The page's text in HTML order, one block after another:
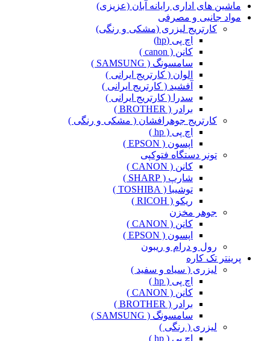
ماشین های اداری رایانه آبان (عزیزی)
مواد جانبی و مصرفی
کارتریج لیزری (مشکی و رنگی)
اچ پی (hp)
کانن ( canon )
سامسونگ ( SAMSUNG )
الوان ( کارتریج ایرانی )
آفشید ( کارتریج ایرانی )
سدرا ( کارتریج ایرانی )
برادر ( BROTHER )
کارتریج جوهرافشان ( مشکی و رنگی )
اچ پی ( hp )
اپسون ( EPSON )
تونر دستگاه فتوکپی
کانن ( CANON )
شارپ ( SHARP )
توشیبا ( TOSHIBA )
ریکو ( RICOH )
جوهر مخزن
کانن ( CANON )
اپسون ( EPSON )
رول و درام و ریبون
پرینتر تک کاره
لیزری ( سیاه و سفید )
اچ پی ( hp )
کانن ( CANON )
برادر ( BROTHER )
سامسونگ ( SAMSUNG )
لیزری ( رنگی )
اچ پی ( hp )